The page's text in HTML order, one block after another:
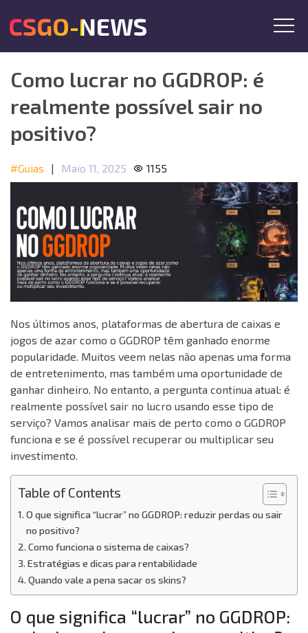
CSGO-NEWS
Como lucrar no GGDROP: é
realmente possível sair no
positivo?
#Guias | Maio 11, 2025 1155
Nos últimos anos, plataformas de abertura de caixas e
jogos de azar como o GGDROP têm ganhado enorme
popularidade. Muitos veem nelas não apenas uma forma
de entretenimento, mas também uma oportunidade de
ganhar dinheiro. No entanto, a pergunta continua atual: é
realmente possível sair no lucro usando esse tipo de
serviço? Vamos analisar mais de perto como o GGDROP
funciona e se é possível recuperar ou multiplicar seu
investimento.
Table of Contents
O que significa “lucrar” no GGDROP: reduzir perdas ou sair
no positivo?
Como funciona o sistema de caixas?
Estratégias e dicas para rentabilidade
Quando vale a pena sacar os skins?
O que significa “lucrar” no GGDROP: